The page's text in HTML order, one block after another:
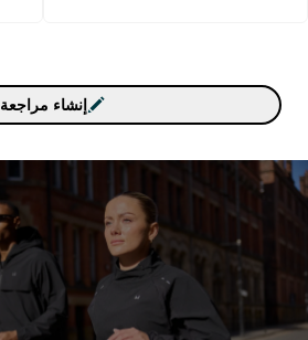
إنشاء مراجعة